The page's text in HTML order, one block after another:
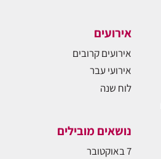
אירועים
אירועים קרובים
אירועי עבר
לוח שנה
נושאים מובילים
7 באוקטובר